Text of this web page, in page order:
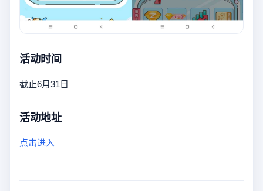
活动时间
截止6月31日
活动地址
点击进入